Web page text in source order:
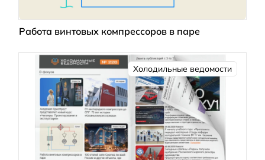
Работа винтовых компрессоров в паре
Холодильные ведомости